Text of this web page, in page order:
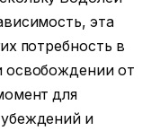
эта
потребность в
освобождении от
для
и